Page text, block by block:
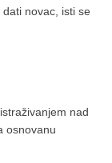
novac, isti se
nad
osnovanu